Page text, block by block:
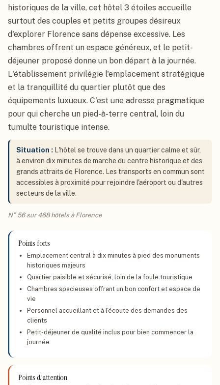
historiques de la ville, cet hôtel 3 étoiles accueille
surtout des couples et petits groupes désireux
d'explorer Florence sans dépense excessive. Les
chambres offrent un espace généreux, et le petit-
déjeuner proposé donne un bon départ à la journée.
L'établissement privilégie l'emplacement stratégique
et la tranquillité du quartier plutôt que des
équipements luxueux. C'est une adresse pragmatique
pour qui cherche un pied-à-terre central, loin du
tumulte touristique intense.
Situation : L'hôtel se trouve dans un quartier calme et sûr,
à environ dix minutes de marche du centre historique et des
grands attraits de Florence. Les transports en commun sont
accessibles à proximité pour rejoindre l'aéroport ou d'autres
secteurs de la ville.
N° 56 sur 468 hôtels à Florence
Points forts
Emplacement central à dix minutes à pied des monuments
historiques majeurs
Quartier paisible et sécurisé, loin de la foule touristique
Chambres spacieuses offrant un bon confort et espace de
vie
Personnel accueillant et à l'écoute des demandes des
clients
Petit-déjeuner de qualité inclus pour bien commencer la
journée
Points d'attention